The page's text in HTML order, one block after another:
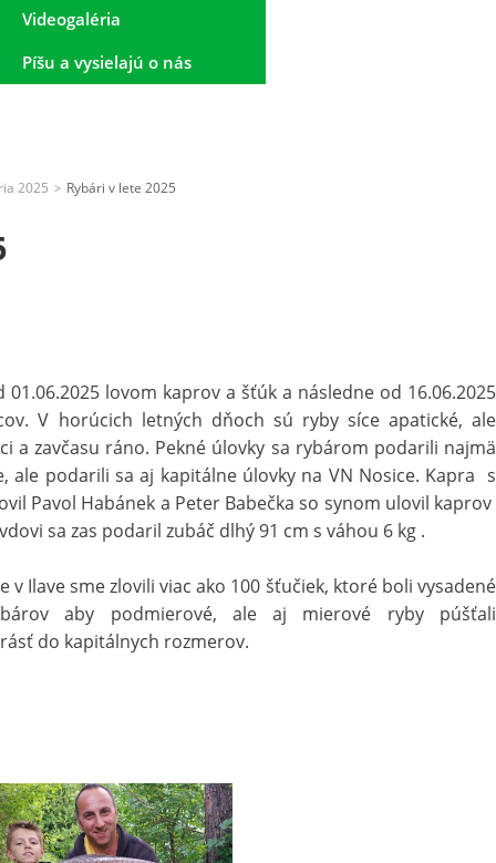
Videogaléria
Píšu a vysielajú o nás
2025 > Rybári v lete 2025
01.06.2025 lovom kaprov a šťúk a následne od 16.06.2025
V horúcich letných dňoch sú ryby síce apatické, ale
a zavčasu ráno. Pekné úlovky sa rybárom podarili najmä
ale podarili sa aj kapitálne úlovky na VN Nosice. Kapra s
Pavol Habánek a Peter Babečka so synom ulovil kaprov
sa zas podaril zubáč dlhý 91 cm s váhou 6 kg .
Ilave sme zlovili viac ako 100 šťučiek, ktoré boli vysadené
aby podmierové, ale aj mierové ryby púšťali
do kapitálnych rozmerov.